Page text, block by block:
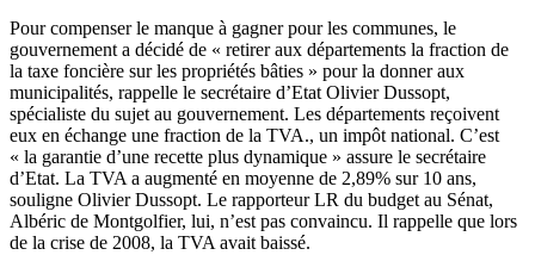
Pour compenser le manque à gagner pour les communes, le
gouvernement a décidé de « retirer aux départements la fraction de
la taxe foncière sur les propriétés bâties » pour la donner aux
municipalités, rappelle le secrétaire d’Etat Olivier Dussopt,
spécialiste du sujet au gouvernement. Les départements reçoivent
eux en échange une fraction de la TVA., un impôt national. C’est
« la garantie d’une recette plus dynamique » assure le secrétaire
d’Etat. La TVA a augmenté en moyenne de 2,89% sur 10 ans,
souligne Olivier Dussopt. Le rapporteur LR du budget au Sénat,
Albéric de Montgolfier, lui, n’est pas convaincu. Il rappelle que lors
de la crise de 2008, la TVA avait baissé.